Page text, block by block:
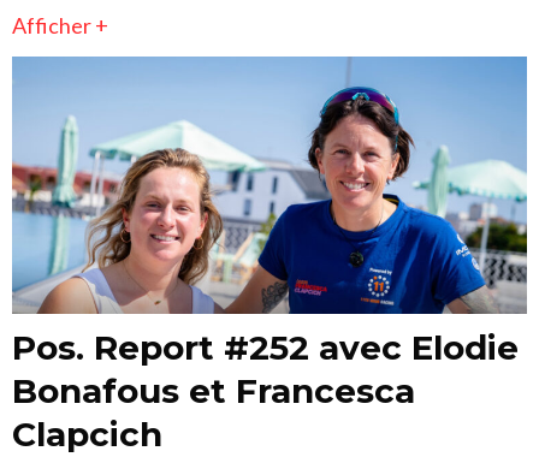
Afficher +
Pos. Report #252 avec Elodie
Bonafous et Francesca
Clapcich